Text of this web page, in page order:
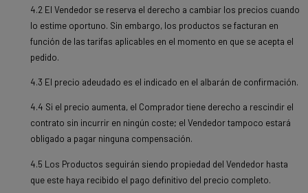
4.2 El Vendedor se reserva el derecho a cambiar los precios cuando
lo estime oportuno. Sin embargo, los productos se facturan en
función de las tarifas aplicables en el momento en que se acepta el
pedido.
4.3 El precio adeudado es el indicado en el albarán de confirmación.
4.4 Si el precio aumenta, el Comprador tiene derecho a rescindir el
contrato sin incurrir en ningún coste; el Vendedor tampoco estará
obligado a pagar ninguna compensación.
4.5 Los Productos seguirán siendo propiedad del Vendedor hasta
que este haya recibido el pago definitivo del precio completo.